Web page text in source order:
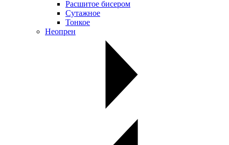
Расшитое бисером
Сутажное
Тонкое
Неопрен